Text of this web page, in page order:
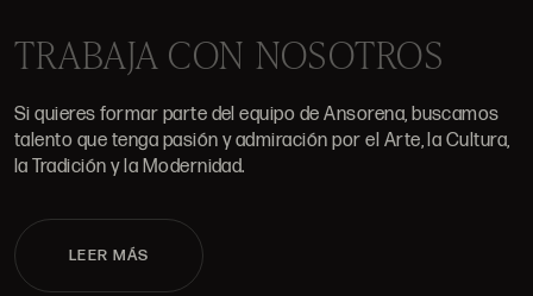
TRABAJA CON NOSOTROS
Si quieres formar parte del equipo de Ansorena, buscamos
talento que tenga pasión y admiración por el Arte, la Cultura,
la Tradición y la Modernidad.
LEER MÁS